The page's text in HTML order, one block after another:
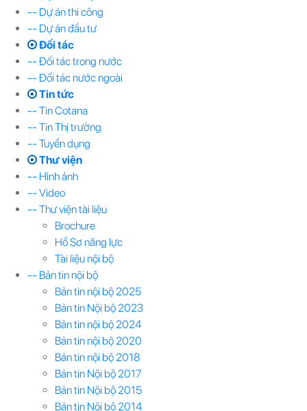
-- Dự án thi công
-- Dự án đầu tư
Đối tác
-- Đối tác trong nước
-- Đối tác nước ngoài
Tin tức
-- Tin Cotana
-- Tin Thị trường
-- Tuyển dụng
Thư viện
-- Hình ảnh
-- Video
-- Thư viện tài liệu
Brochure
Hồ Sơ năng lực
Tài liệu nội bộ
-- Bản tin nội bộ
Bản tin nội bộ 2025
Bản tin Nội bộ 2023
Bản tin nội bộ 2024
Bản tin nội bộ 2020
Bản tin nội bộ 2018
Bản tin Nội bộ 2017
Bản tin Nội bộ 2015
Bản tin Nội bộ 2014